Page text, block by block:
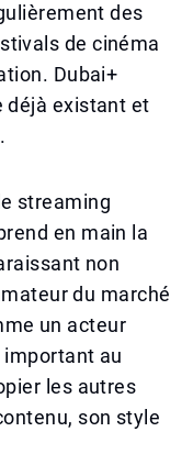
des
de cinéma
Dubai+
déjà existant et
streaming
en main la
non
du marché
un acteur
au
les autres
son style